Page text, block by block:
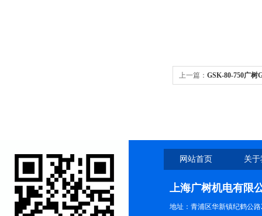
上一篇： GSK-80-750广树
网站首页 关
上海广树机电有限
地址：青浦区华新镇纪鹤公路